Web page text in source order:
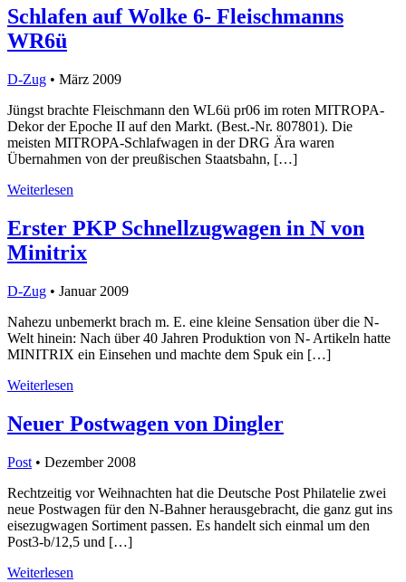
Schlafen auf Wolke 6- Fleischmanns
WR6ü
D-Zug • März 2009
Jüngst brachte Fleischmann den WL6ü pr06 im roten MITROPA-
Dekor der Epoche II auf den Markt. (Best.-Nr. 807801). Die
meisten MITROPA-Schlafwagen in der DRG Ära waren
Übernahmen von der preußischen Staatsbahn, […]
Weiterlesen
Erster PKP Schnellzugwagen in N von
Minitrix
D-Zug • Januar 2009
Nahezu unbemerkt brach m. E. eine kleine Sensation über die N-
Welt hinein: Nach über 40 Jahren Produktion von N- Artikeln hatte
MINITRIX ein Einsehen und machte dem Spuk ein […]
Weiterlesen
Neuer Postwagen von Dingler
Post • Dezember 2008
Rechtzeitig vor Weihnachten hat die Deutsche Post Philatelie zwei
neue Postwagen für den N-Bahner herausgebracht, die ganz gut ins
eisezugwagen Sortiment passen. Es handelt sich einmal um den
Post3-b/12,5 und […]
Weiterlesen